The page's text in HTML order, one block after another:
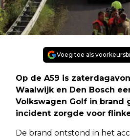
Voeg toe als
Op de A59 is
Waalwijk en Den Bosch
Volkswagen Golf in brand
incident zorgde voor
De brand ontstond in het